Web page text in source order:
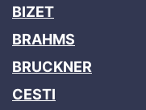
BIZET
BRAHMS
BRUCKNER
CESTI